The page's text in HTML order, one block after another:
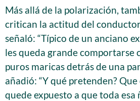
Más allá de la polarización,
critican la actitud del
señaló: “Típico de un anciano
les queda grande comportarse
puros maricas detrás de una
añadió: “Y qué pretenden?
quede expuesto a que toda esa